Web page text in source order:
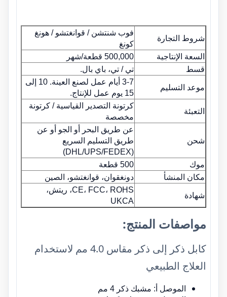
شروط التجارة
فوب شنتشن / قوانغتشو / هونغ
كونغ
السعة الإنتاجية
500,000 قطعة/شهر
قسط
تي / تي، باي بال.
موعد التسليم
3-7 أيام عمل لصنع العينة. 10 إلى
15 يوم عمل للإنتاج.
التعبئة
كرتونة التصدير القياسية / كرتونة
مخصصة
شحن
عن طريق البحر أو الجو أو عن
طريق التسليم السريع
(DHL/UPS/FEDEX)
موك
500 قطعة
مكان المنشأ
دونغقوان، قوانغتشو، الصين
شهادة
CE، FCC، ROHS، ريتش،
UKCA
مواصفات المنتج:
كابل ذكر إلى ذكر مقاس 4.0 مم لاستخدام
العلاج الطبيعي
الموصل أ: مشبك ذكر 4 مم